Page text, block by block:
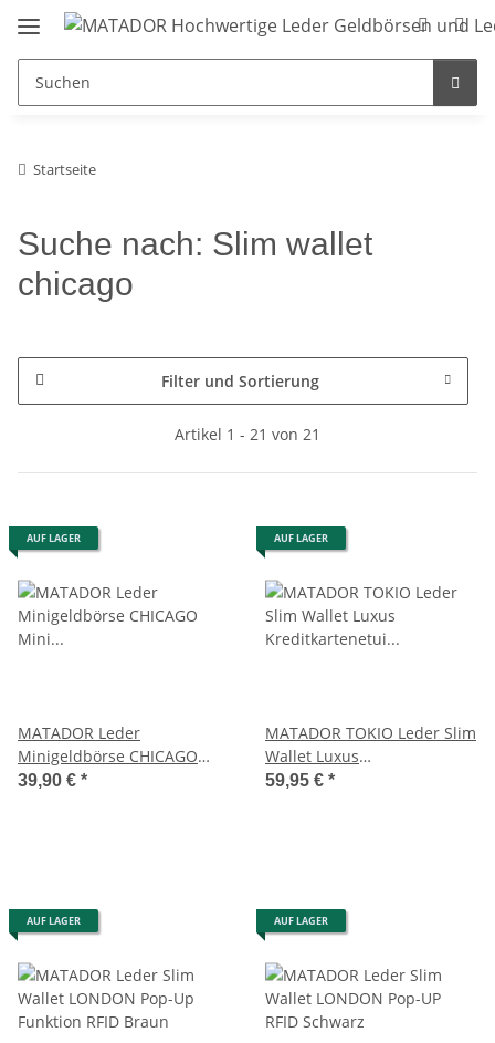
Startseite
Suche nach: Slim wallet
chicago
Filter und Sortierung
Artikel 1 - 21 von 21
AUF LAGER
MATADOR Leder
Minigeldbörse CHICAGO
Mini Portemonnaie RFID
39,90 € *
AUF LAGER
MATADOR TOKIO Leder Slim
Wallet Luxus
Kreditkartenetui Klein RFID
59,95 € *
AUF LAGER AUF LAGER